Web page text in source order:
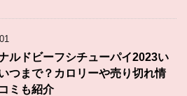
ルドビーフシチューパイ2023い
つまで？カロリーや売り切れ情
ミも紹介